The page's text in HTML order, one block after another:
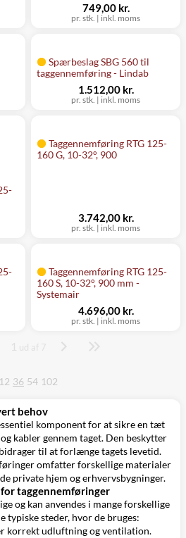
pr. stk. | inkl. moms
749,00 kr.
Spærbeslag SBG 560 til
taggennemføring - Lindab
pr. stk. | inkl. moms
1.512,00 kr.
Taggennemføring RTG 125-
160 G, 10-32°, 900
pr. stk. | inkl. moms
3.742,00 kr.
Taggennemføring RTG 125-
160 S, 10-32°, 900 mm -
Systemair
pr. stk. | inkl. moms
4.696,00 kr.
Side
1 ud af 7
12 36 54 102
behov
komponent for at sikre en tæt
kabler gennem taget. Den beskytter
til at forlænge tagets levetid.
omfatter forskellige materialer
private hjem og erhvervsbygninger.
taggennemføringer
og kan anvendes i mange forskellige
typiske steder, hvor de bruges:
korrekt udluftning og ventilation.